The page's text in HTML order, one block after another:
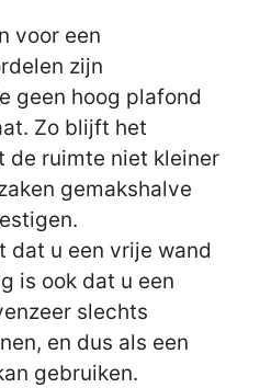
voor een
zijn
geen hoog plafond
Zo blijft het
de ruimte niet kleiner
gemakshalve
dat u een vrije wand
is ook dat u een
slechts
en dus als een
gebruiken.